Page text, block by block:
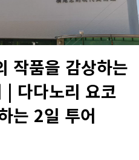
작품을 감상하는
| 다다노리 요코
는 2일 투어